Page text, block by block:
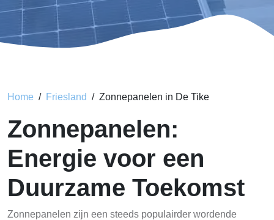
Home Friesland Zonnepanelen in De Tike
Zonnepanelen:
Energie voor een
Duurzame Toekomst
Zonnepanelen zijn een steeds populairder wordende